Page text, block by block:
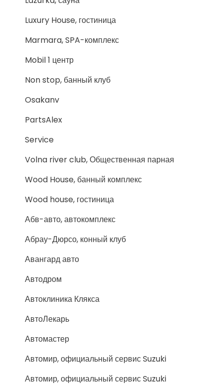
Luxury House, гостиница
Marmara, SPA-комплекс
Mobil 1 центр
Non stop, банный клуб
Osakanv
PartsAlex
Service
Volna river club, Общественная парная
Wood House, банный комплекс
Wood house, гостиница
Абв-авто, автокомплекс
Абрау-Дюрсо, конный клуб
Авангард авто
Автодром
Автоклиника Клякса
АвтоЛекарь
Автомастер
Автомир, официальный сервис Suzuki
Автомир, официальный сервис Suzuki